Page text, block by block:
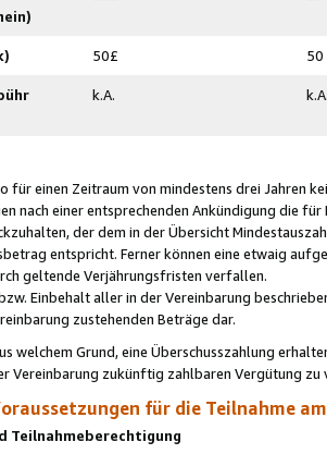
50£ 50
k.A.
für einen Zeitraum von mindestens drei Jahren
nach einer entsprechenden Ankündigung die
der dem in der Übersicht
entspricht. Ferner können eine etwaig
geltende Verjährungsfristen verfallen.
Einbehalt aller in der Vereinbarung
zustehenden Beträge dar.
welchem Grund, eine Überschusszahlung
Vereinbarung zukünftig zahlbaren Vergütung zu
für die Teilnahme
Teilnahmeberechtigung